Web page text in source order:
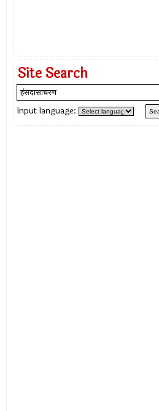
Site Search
Input language: